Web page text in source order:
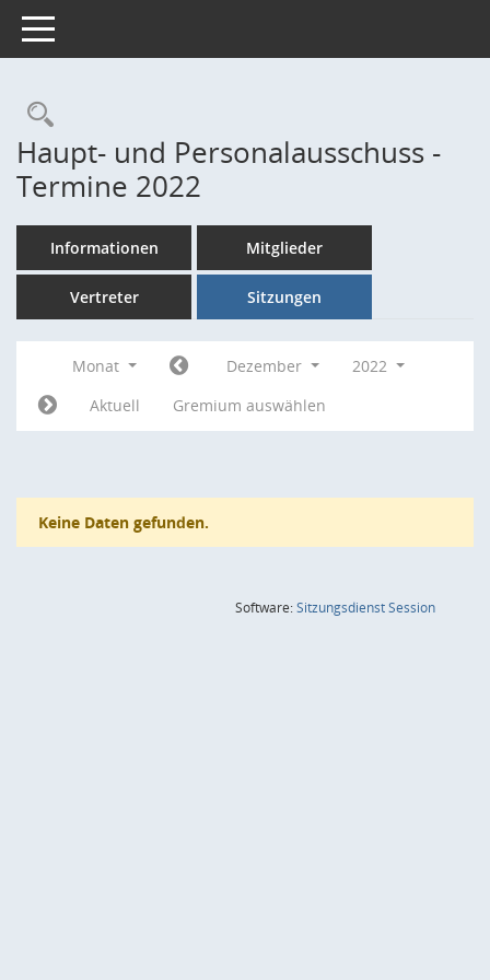
Toggle navigation
Rechercheauswahl
Haupt- und Personalausschuss -
Termine 2022
Informationen Mitglieder
Vertreter Sitzungen
Monat Dezember
2022
Aktuell
Gremium auswählen
Keine Daten gefunden.
Software:SitzungsdienstSession(Wird in